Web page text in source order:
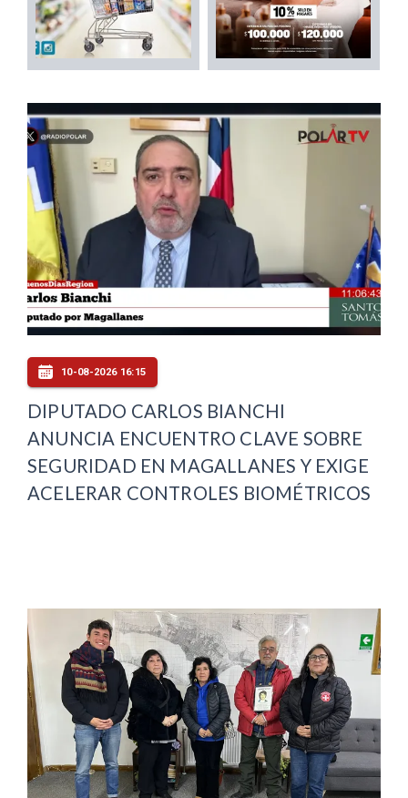
10-08-2026 16:15
DIPUTADO CARLOS BIANCHI
ANUNCIA ENCUENTRO CLAVE SOBRE
SEGURIDAD EN MAGALLANES Y EXIGE
ACELERAR CONTROLES BIOMÉTRICOS